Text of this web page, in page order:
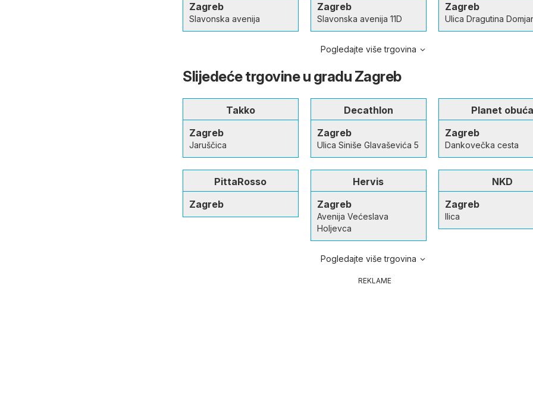
Zagreb
Slavonska avenija
Zagreb
Slavonska avenija 11D
Zagreb
Ulica Dragutina
Pogledajte više trgovina
Slijedeće trgovine u gradu Zagreb
Takko
Zagreb
Jaruščica
Decathlon
Zagreb
Ulica Siniše Glavaševića 5
Planet obuća
Zagreb
Dankovečka cesta
PittaRosso
Zagreb
Hervis
Zagreb
Avenija Većeslava
Holjevca
NKD
Zagreb
Ilica
Pogledajte više trgovina
REKLAME